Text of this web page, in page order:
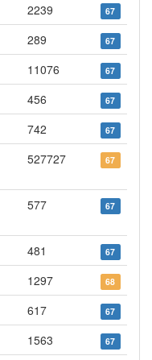
2239 67
289 67
11076 67
456 67
742 67
527727 67
577 67
481 67
1297 68
617 67
1563 67